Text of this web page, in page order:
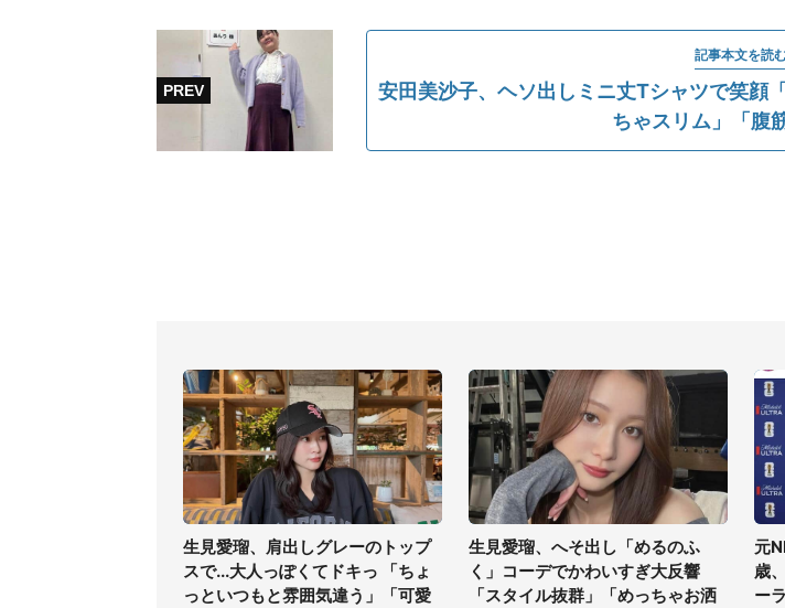
記事本文を読
安田美沙子、ヘソ出しミニ丈Tシャツで笑
ちゃスリム」「腹
生見愛瑠、肩出しグレーのトップ
スで...大人っぽくてドキっ 「ちょ
っといつもと雰囲気違う」「可愛
生見愛瑠、へそ出し「めるのふ
く」コーデでかわいすぎ大反響
「スタイル抜群」「めっちゃお洒
元
歳
ー